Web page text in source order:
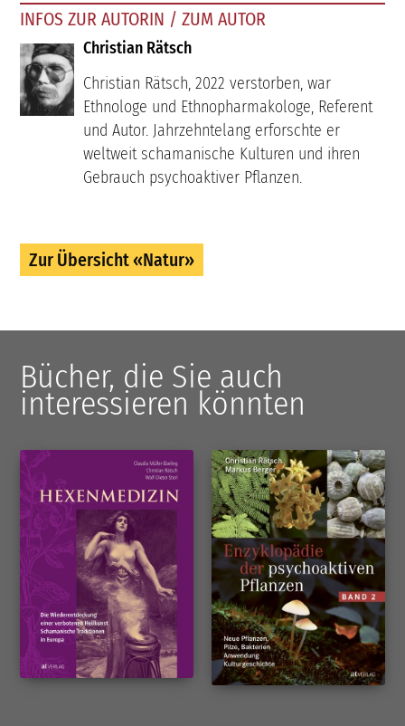
INFOS ZUR AUTORIN / ZUM AUTOR
Christian Rätsch
Christian Rätsch, 2022 verstorben, war
Ethnologe und Ethnopharmakologe, Referent
und Autor. Jahrzehntelang erforschte er
weltweit schamanische Kulturen und ihren
Gebrauch psychoaktiver Pflanzen.
Zur Übersicht «Natur»
Bücher, die Sie auch
interessieren könnten